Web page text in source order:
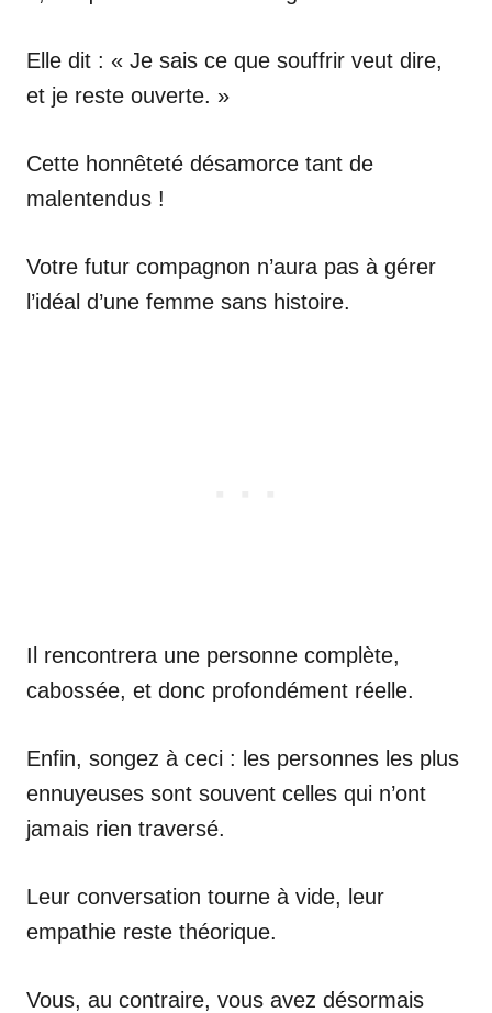
Elle dit : « Je sais ce que souffrir veut dire,
et je reste ouverte. »
Cette honnêteté désamorce tant de
malentendus !
Votre futur compagnon n’aura pas à gérer
l’idéal d’une femme sans histoire.
Il rencontrera une personne complète,
cabossée, et donc profondément réelle.
Enfin, songez à ceci : les personnes les plus
ennuyeuses sont souvent celles qui n’ont
jamais rien traversé.
Leur conversation tourne à vide, leur
empathie reste théorique.
Vous, au contraire, vous avez désormais